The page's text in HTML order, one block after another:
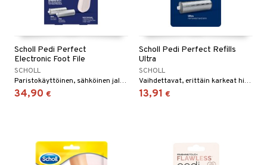
Scholl Pedi Perfect
Electronic Foot File
SCHOLL
Paristokäyttöinen, sähköinen jalkaraspi, joka on suunniteltu poistamaan tehokkaasti kovettunutta ihoa ja känsiä jaloista.
34,90 €
Scholl Pedi Perfect Refills
Ultra
SCHOLL
Vaihdettavat, erittäin karkeat hiomapäädyt, erityisesti kehitetty Scholl Pedi Perfectille.
13,91 €